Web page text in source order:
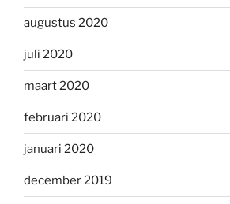
augustus 2020
juli 2020
maart 2020
februari 2020
januari 2020
december 2019